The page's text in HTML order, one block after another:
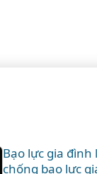
Bạo lực gia đình
chống bạo lực